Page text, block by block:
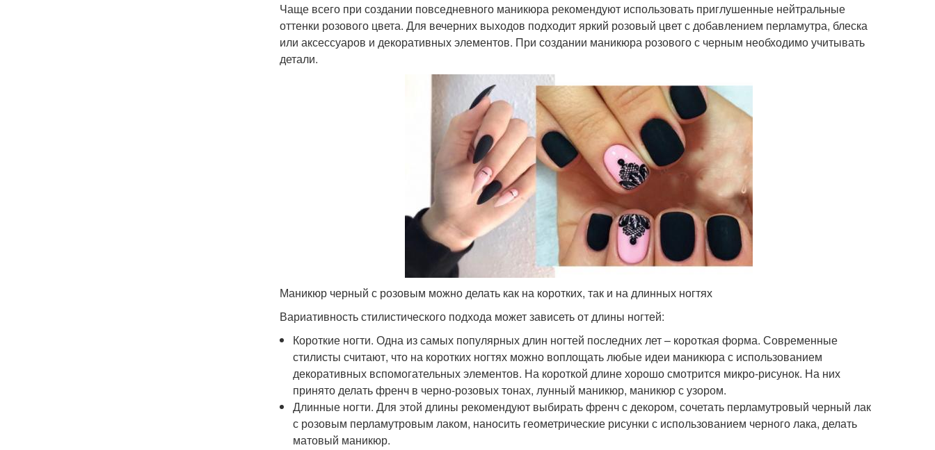
Чаще всего при создании повседневного маникюра рекомендуют использовать приглушенные нейтральные
оттенки розового цвета. Для вечерних выходов подходит яркий розовый цвет с добавлением перламутра, блеска
или аксессуаров и декоративных элементов. При создании маникюра розового с черным необходимо учитывать
детали.
Маникюр черный с розовым можно делать как на коротких, так и на длинных ногтях
Вариативность стилистического подхода может зависеть от длины ногтей:
Короткие ногти. Одна из самых популярных длин ногтей последних лет – короткая форма. Современные
стилисты считают, что на коротких ногтях можно воплощать любые идеи маникюра с использованием
декоративных вспомогательных элементов. На короткой длине хорошо смотрится микро-рисунок. На них
принято делать френч в черно-розовых тонах, лунный маникюр, маникюр с узором.
Длинные ногти. Для этой длины рекомендуют выбирать френч с декором, сочетать перламутровый черный лак
с розовым перламутровым лаком, наносить геометрические рисунки с использованием черного лака, делать
матовый маникюр.